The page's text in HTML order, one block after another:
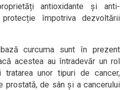
antioxidante și anti-
împotriva dezvoltării
curcuma sunt în prezent
acestea au întradevăr un rol
unor tipuri de cancer,
prostată, de sân și a cancerului